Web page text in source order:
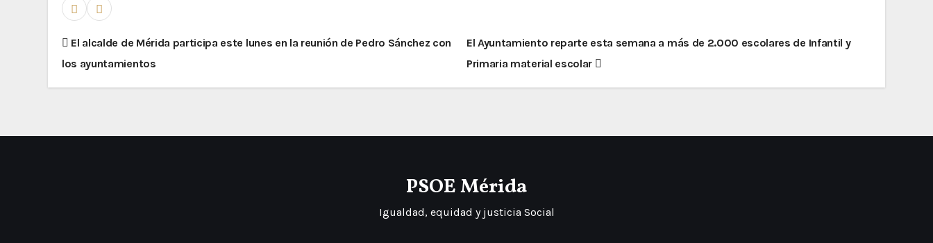
El alcalde de Mérida participa este lunes en la reunión de Pedro Sánchez con
los ayuntamientos
El Ayuntamiento reparte esta semana a más de 2.000 escolares de Infantil y
Primaria material escolar
PSOE Mérida
Igualdad, equidad y justicia Social